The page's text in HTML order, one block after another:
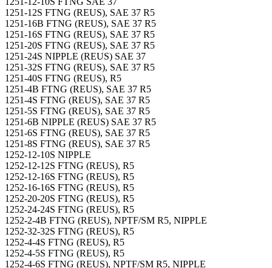
1251-12S FTNG (REUS), SAE 37 R5
1251-16B FTNG (REUS), SAE 37 R5
1251-16S FTNG (REUS), SAE 37 R5
1251-20S FTNG (REUS), SAE 37 R5
1251-24S NIPPLE (REUS) SAE 37
1251-32S FTNG (REUS), SAE 37 R5
1251-40S FTNG (REUS), R5
1251-4B FTNG (REUS), SAE 37 R5
1251-4S FTNG (REUS), SAE 37 R5
1251-5S FTNG (REUS), SAE 37 R5
1251-6B NIPPLE (REUS) SAE 37 R5
1251-6S FTNG (REUS), SAE 37 R5
1251-8S FTNG (REUS), SAE 37 R5
1252-12-10S NIPPLE
1252-12-12S FTNG (REUS), R5
1252-12-16S FTNG (REUS), R5
1252-16-16S FTNG (REUS), R5
1252-20-20S FTNG (REUS), R5
1252-24-24S FTNG (REUS), R5
1252-2-4B FTNG (REUS), NPTF/SM R5, NIPPLE
1252-32-32S FTNG (REUS), R5
1252-4-4S FTNG (REUS), R5
1252-4-5S FTNG (REUS), R5
1252-4-6S FTNG (REUS), NPTF/SM R5, NIPPLE